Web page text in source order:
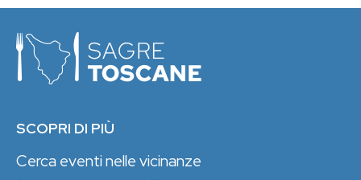
SCOPRI DI PIÙ
Cerca eventi nelle vicinanze